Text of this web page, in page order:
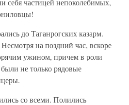
себя частицей непоколебимых,
до Таганрогских казарм.
на поздний час, вскоре
ужином, причем в роли
не только рядовые
со всеми. Полились